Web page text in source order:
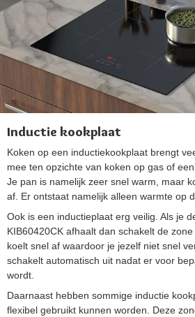
Inductie kookplaat
Koken op een inductiekookplaat brengt
mee ten opzichte van koken op gas of
Je pan is namelijk zeer snel warm, maar
af. Er ontstaat namelijk alleen warmte op
Ook is een inductieplaat erg veilig. Als je
KIB60420CK afhaalt dan schakelt de
koelt snel af waardoor je jezelf niet snel
schakelt automatisch uit nadat er voor
wordt.
Daarnaast hebben sommige inductie
flexibel gebruikt kunnen worden. Deze